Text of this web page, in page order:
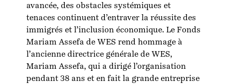
avancée, des obstacles systémiques et
tenaces continuent d’entraver la réussite des
immigrés et l’inclusion économique. Le Fonds
Mariam Assefa de WES rend hommage à
l’ancienne directrice générale de WES,
Mariam Assefa, qui a dirigé l’organisation
pendant 38 ans et en fait la grande entreprise